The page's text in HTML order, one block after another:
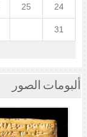
24
25
31
ألبومات الصور